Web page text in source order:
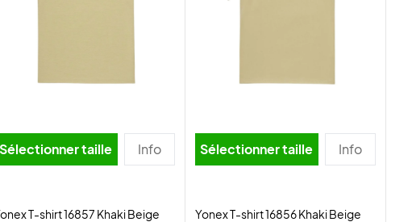
Sélectionner taille Info
T-shirt 16857 Khaki Beige
Sélectionner taille Info
Yonex T-shirt 16856 Khaki Beige